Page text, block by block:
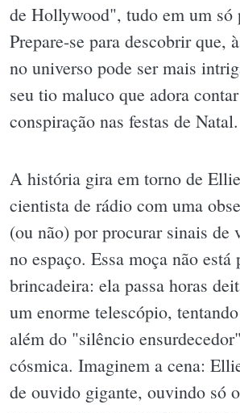
de Hollywood", tudo em um só
Prepare-se para descobrir que,
no universo pode ser mais
seu tio maluco que adora
conspiração nas festas de Natal.
A história gira em torno de
cientista de rádio com uma
(ou não) por procurar sinais de
no espaço. Essa moça não está
brincadeira: ela passa horas
um enorme telescópio,
além do "silêncio
cósmica. Imaginem a cena:
de ouvido gigante, ouvindo só